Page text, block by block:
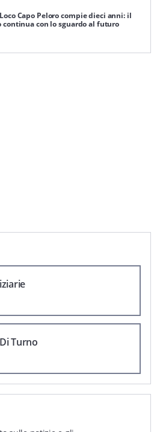
Capo Peloro compie dieci anni: il
continua con lo sguardo al futuro
Turno